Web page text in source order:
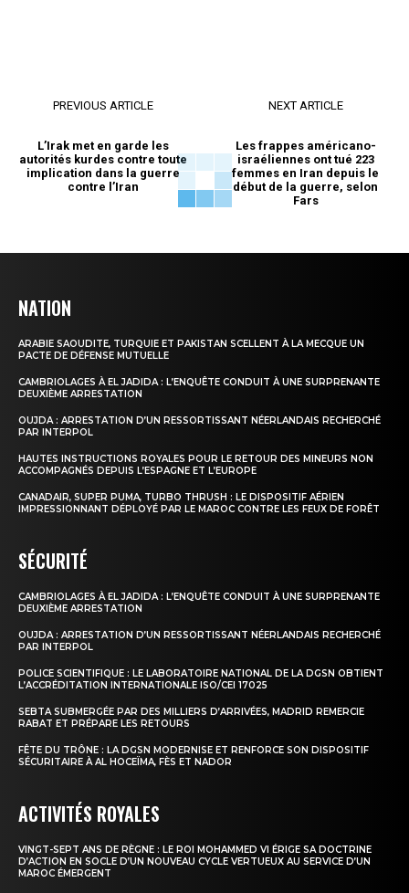
PREVIOUS ARTICLE
L’Irak met en garde les
autorités kurdes contre toute
implication dans la guerre
contre l’Iran
NEXT ARTICLE
Les frappes américano-
israéliennes ont tué 223
femmes en Iran depuis le
début de la guerre, selon
Fars
NATION
ARABIE SAOUDITE, TURQUIE ET PAKISTAN SCELLENT À LA MECQUE UN
PACTE DE DÉFENSE MUTUELLE
CAMBRIOLAGES À EL JADIDA : L’ENQUÊTE CONDUIT À UNE SURPRENANTE
DEUXIÈME ARRESTATION
OUJDA : ARRESTATION D’UN RESSORTISSANT NÉERLANDAIS RECHERCHÉ
PAR INTERPOL
HAUTES INSTRUCTIONS ROYALES POUR LE RETOUR DES MINEURS NON
ACCOMPAGNÉS DEPUIS L’ESPAGNE ET L’EUROPE
CANADAIR, SUPER PUMA, TURBO THRUSH : LE DISPOSITIF AÉRIEN
IMPRESSIONNANT DÉPLOYÉ PAR LE MAROC CONTRE LES FEUX DE FORÊT
SÉCURITÉ
CAMBRIOLAGES À EL JADIDA : L’ENQUÊTE CONDUIT À UNE SURPRENANTE
DEUXIÈME ARRESTATION
OUJDA : ARRESTATION D’UN RESSORTISSANT NÉERLANDAIS RECHERCHÉ
PAR INTERPOL
POLICE SCIENTIFIQUE : LE LABORATOIRE NATIONAL DE LA DGSN OBTIENT
L’ACCRÉDITATION INTERNATIONALE ISO/CEI 17025
SEBTA SUBMERGÉE PAR DES MILLIERS D’ARRIVÉES, MADRID REMERCIE
RABAT ET PRÉPARE LES RETOURS
FÊTE DU TRÔNE : LA DGSN MODERNISE ET RENFORCE SON DISPOSITIF
SÉCURITAIRE À AL HOCEÏMA, FÈS ET NADOR
ACTIVITÉS ROYALES
VINGT-SEPT ANS DE RÈGNE : LE ROI MOHAMMED VI ÉRIGE SA DOCTRINE
D’ACTION EN SOCLE D’UN NOUVEAU CYCLE VERTUEUX AU SERVICE D’UN
MAROC ÉMERGENT